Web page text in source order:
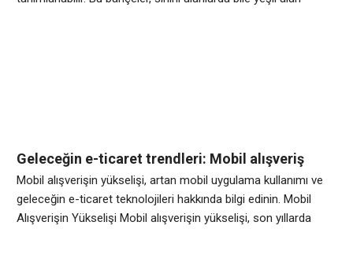
Geleceğin e-ticaret trendleri: Mobil alışveriş
deneyiminin geleceği nasıl şekillenecek?
Mobil alışverişin yükselişi, artan mobil uygulama kullanımı ve
geleceğin e-ticaret teknolojileri hakkında bilgi edinin. Mobil
Alışverişin Yükselişi Mobil alışverişin yükselişi, son yıllarda